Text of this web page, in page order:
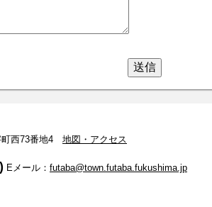
町西73番地4 地図・アクセス
Eメール： futaba@town.futaba.fukushima.jp